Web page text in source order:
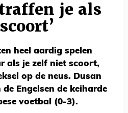
je als
heel aardig spelen
als je zelf niet scoort,
op de neus. Dusan
Engelsen de keiharde
voetbal (0-3).